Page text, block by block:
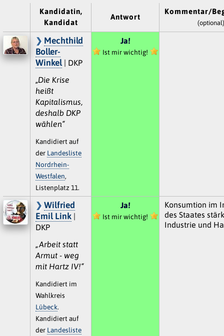
Kandidatin,
Kandidat
Antwort
Kommentar/
(optional)
Mechthild
Boller-
Winkel | DKP
„Die Krise
heißt
Kapitalismus,
deshalb DKP
wählen“
Kandidiert auf
der Landesliste
Nordrhein-
Westfalen,
Listenplatz 11.
Ja!
Ist mir wichtig!
Wilfried
Emil Link|
DKP
„Arbeit statt
Armut - weg
mit Hartz IV!“
Kandidiert im
Wahlkreis
Lübeck.
Kandidiert auf
der Landesliste
Ja!
Ist mir wichtig!
Konsumtion im
des Staates
Industrie und